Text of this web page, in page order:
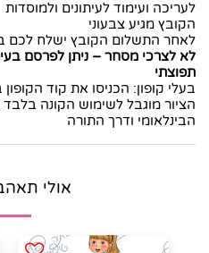
לעריכה ועימוד לעיתונים ולמוסדות
הקובץ מגיע צבעוני
לאחר התשלום הקובץ ישלח לכם
לא לצרכי מסחר – ניתן לפרסם
תפוצתי
בעלי קופון: הכניסו את קוד
הציור מוגבל לשימוש הקונה בלבד
הבינלאומי ודרך התורה
אולי